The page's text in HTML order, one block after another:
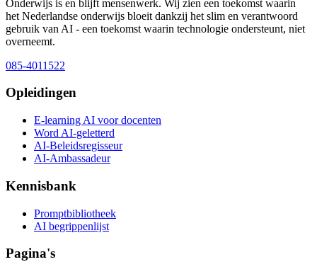
Onderwijs is en blijft mensenwerk. Wij zien een toekomst waarin
het Nederlandse onderwijs bloeit dankzij het slim en verantwoord
gebruik van AI - een toekomst waarin technologie ondersteunt, niet
overneemt.
085-4011522
Opleidingen
E-learning AI voor docenten
Word AI-geletterd
AI-Beleidsregisseur
AI-Ambassadeur
Kennisbank
Promptbibliotheek
AI begrippenlijst
Pagina's